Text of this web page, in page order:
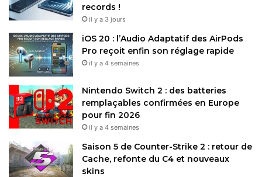
records !
il y a 3 jours
iOS 20 : l’Audio Adaptatif des AirPods
Pro reçoit enfin son réglage rapide
il y a 4 semaines
Nintendo Switch 2 : des batteries
remplaçables confirmées en Europe
pour fin 2026
il y a 4 semaines
Saison 5 de Counter-Strike 2 : retour de
Cache, refonte du C4 et nouveaux
skins